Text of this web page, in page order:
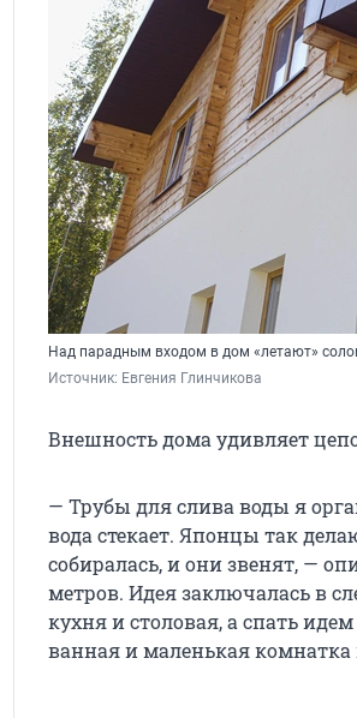
Над парадным входом в дом «летают»
Источник: Евгения Глинчикова
Внешность дома удивляет
— Трубы для слива воды я
вода стекает. Японцы так
собиралась, и они звенят, —
метров. Идея заключалась в
кухня и столовая, а спать
ванная и маленькая комнатка